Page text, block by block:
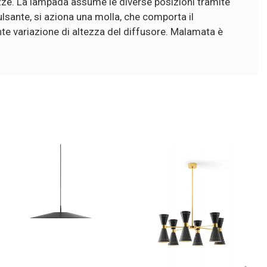
si aziona una molla, che comporta il
variazione di altezza del diffusore. Malamata è